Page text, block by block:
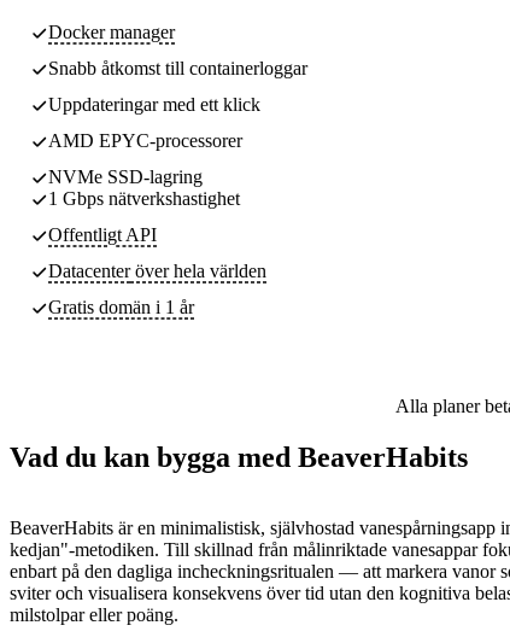
Docker manager
Snabb åtkomst till containerloggar
Uppdateringar med ett klick
AMD EPYC-processorer
NVMe SSD-lagring
1 Gbps nätverkshastighet
Offentligt API
Datacenteröver hela världen
Gratis domän i 1 år
Alla planer
Vad du kan bygga med BeaverHabits
BeaverHabits är en minimalistisk, självhostad vanespårningsapp
kedjan"-metodiken. Till skillnad från målinriktade vanesappar
enbart på den dagliga incheckningsritualen — att markera vanor
sviter och visualisera konsekvens över tid utan den kognitiva
milstolpar eller poäng.